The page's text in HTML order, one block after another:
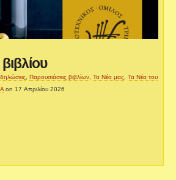
,Παρουσιάσεις βιβλίων ,Τα Νέα μας ,Τα Νέα του
on 17 Απριλίου 2026